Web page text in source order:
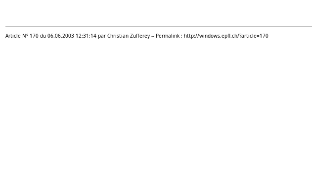
Article N° 170 du 06.06.2003 12:31:14 par Christian Zufferey -- Permalink : http://windows.epfl.ch/?article=170